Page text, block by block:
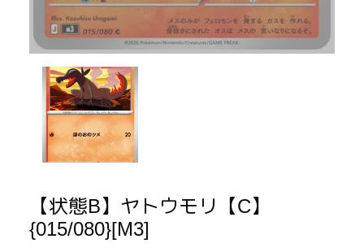
【状態B】ヤトウモリ【C】
{015/080}[M3]